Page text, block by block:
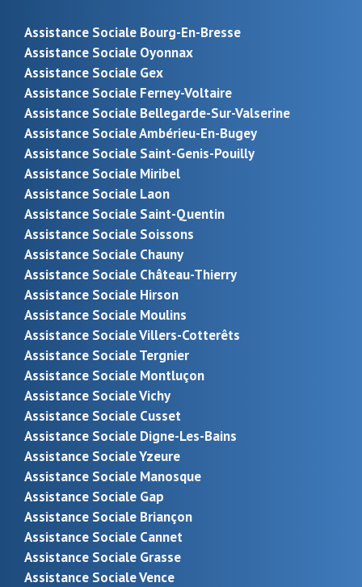
Assistance Sociale Bourg-En-Bresse
Assistance Sociale Oyonnax
Assistance Sociale Gex
Assistance Sociale Ferney-Voltaire
Assistance Sociale Bellegarde-Sur-Valserine
Assistance Sociale Ambérieu-En-Bugey
Assistance Sociale Saint-Genis-Pouilly
Assistance Sociale Miribel
Assistance Sociale Laon
Assistance Sociale Saint-Quentin
Assistance Sociale Soissons
Assistance Sociale Chauny
Assistance Sociale Château-Thierry
Assistance Sociale Hirson
Assistance Sociale Moulins
Assistance Sociale Villers-Cotterêts
Assistance Sociale Tergnier
Assistance Sociale Montluçon
Assistance Sociale Vichy
Assistance Sociale Cusset
Assistance Sociale Digne-Les-Bains
Assistance Sociale Yzeure
Assistance Sociale Manosque
Assistance Sociale Gap
Assistance Sociale Briançon
Assistance Sociale Cannet
Assistance Sociale Grasse
Assistance Sociale Vence